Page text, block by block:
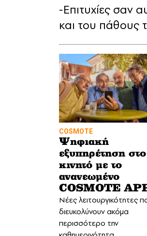
-Επιτυχίες σαν
και του πάθους
COSMOTE
Ψηφιακή
εξυπηρέτηση στο
κινητό με το
ανανεωμένο
COSMOTE
Νέες λειτουργικότητες
διευκολύνουν ακόμα
περισσότερο την